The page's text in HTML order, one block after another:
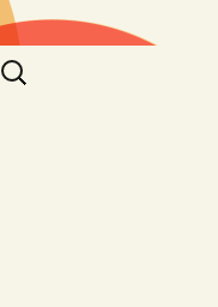
Search
for: